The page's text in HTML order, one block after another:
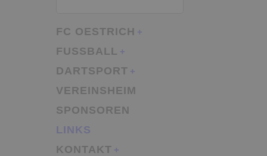
FC OESTRICH
FUSSBALL
DARTSPORT
VEREINSHEIM
SPONSOREN
LINKS
KONTAKT